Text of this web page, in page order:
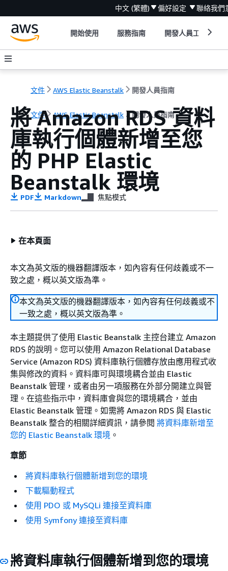
中文 (繁體) 偏好設定 聯絡我們
開始使用 服務指南 開發人員工具
文件 AWS Elastic Beanstalk 開發人員指南
文件 AWS Elastic Beanstalk 開發人員指南
將 Amazon RDS 資料
庫執行個體新增至您
的 PHP Elastic
Beanstalk 環境
PDF Markdown 焦點模式
在本頁面
本文為英文版的機器翻譯版本，如內容有任何歧義或不一
致之處，概以英文版為準。
本文為英文版的機器翻譯版本，如內容有任何歧義或不
一致之處，概以英文版為準。
本主題提供了使用 Elastic Beanstalk 主控台建立 Amazon
RDS 的說明。您可以使用 Amazon Relational Database
Service (Amazon RDS) 資料庫執行個體存放由應用程式收
集與修改的資料。資料庫可與環境耦合並由 Elastic
Beanstalk 管理，或者由另一項服務在外部分開建立與管
理。在這些指示中，資料庫會與您的環境耦合，並由
Elastic Beanstalk 管理。如需將 Amazon RDS 與 Elastic
Beanstalk 整合的相關詳細資訊，請參閱 將資料庫新增至
您的 Elastic Beanstalk 環境 。
章節
將資料庫執行個體新增到您的環境
下載驅動程式
使用 PDO 或 MySQLi 連接至資料庫
使用 Symfony 連接至資料庫
將資料庫執行個體新增到您的環境